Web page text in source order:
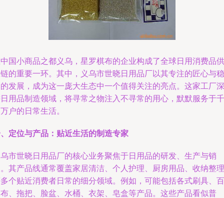
国小商品之都义乌，星罗棋布的企业构成了全球日用消费品供
的重要一环。其中，义乌市世晓日用品厂以其专注的匠心与稳
发展，成为这一庞大生态中一个值得关注的亮点。这家工厂深
用品制造领域，将寻常之物注入不寻常的用心，默默服务于千
户的日常生活。
定位与产品：贴近生活的制造专家
市世晓日用品厂的核心业务聚焦于日用品的研发、生产与销
其产品线通常覆盖家居清洁、个人护理、厨房用品、收纳整理
个贴近消费者日常的细分领域。例如，可能包括各式刷具、百
、拖把、脸盆、水桶、衣架、皂盒等产品。这些产品看似普